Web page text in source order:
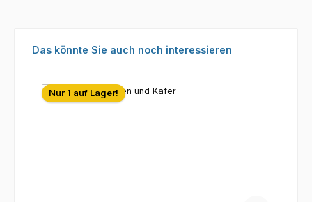
Produktgalerie überspringen
Das könnte Sie auch noch interessieren
Nur 1 auf Lager!